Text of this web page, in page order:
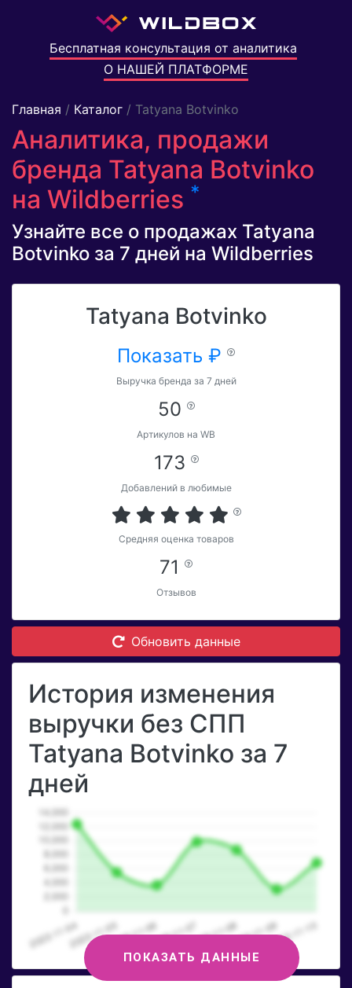
Бесплатная консультация от аналитика
О НАШЕЙ ПЛАТФОРМЕ
Главная / Каталог / Tatyana Botvinko
Аналитика, продажи
бренда Tatyana Botvinko
на Wildberries *
Узнайте все о продажах Tatyana
Botvinko за 7 дней на Wildberries
Tatyana Botvinko
Показать ₽
Выручка бренда за 7 дней
50
Артикулов на WB
173
Добавлений в любимые
Средняя оценка товаров
71
Отзывов
Обновить данные
История изменения
выручки без СПП
Tatyana Botvinko за 7
дней
ПОКАЗАТЬ ДАННЫЕ